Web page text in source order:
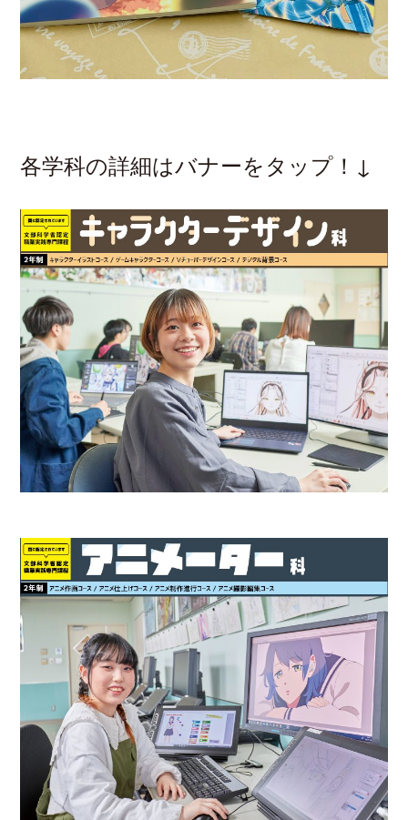
各学科の詳細はバナーをタップ！↓